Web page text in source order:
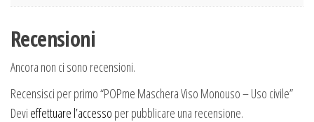
Recensioni
Ancora non ci sono recensioni.
Recensisci per primo “POPme Maschera Viso Monouso – Uso civile”
Devi effettuare l’accesso per pubblicare una recensione.